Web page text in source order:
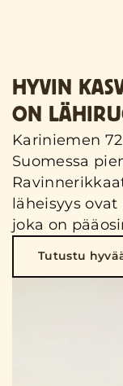
HYVIN
ON
Kariniemen
Suomessa
läheisyys
joka on
Tutustu